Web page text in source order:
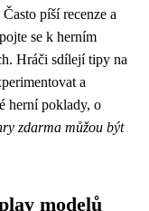
píší recenze a
se k herním
Hráči sdílejí tipy na
a
herní poklady, o
zdarma můžou být
modelů